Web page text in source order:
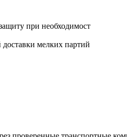
при необходимост
мелких партий